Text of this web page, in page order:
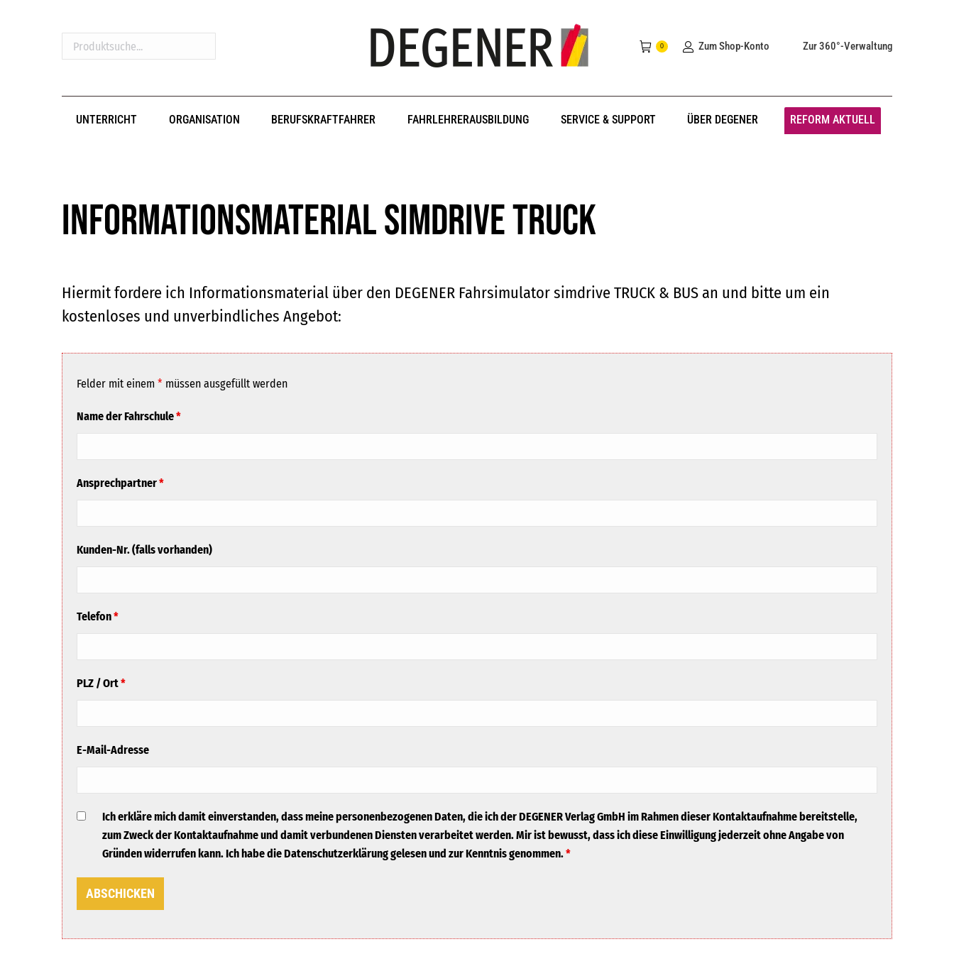
Produktsuche...
0 Zum Shop-Konto Zur 360°-Verwaltung
UNTERRICHT ORGANISATION BERUFSKRAFTFAHRER FAHRLEHRERAUSBILDUNG SERVICE & SUPPORT ÜBER DEGENER REFORM AKTUELL
Informationsmaterial simdrive TRUCK
Hiermit fordere ich Informationsmaterial über den DEGENER Fahrsimulator simdrive TRUCK & BUS an und bitte um ein
kostenloses und unverbindliches Angebot:
Felder mit einem * müssen ausgefüllt werden
Name der Fahrschule*
Ansprechpartner*
Kunden-Nr. (falls vorhanden)
Telefon*
PLZ / Ort*
E-Mail-Adresse
Ich erkläre mich damit einverstanden, dass meine personenbezogenen Daten, die ich der DEGENER Verlag GmbH im Rahmen dieser Kontaktaufnahme bereitstelle,
zum Zweck der Kontaktaufnahme und damit verbundenen Diensten verarbeitet werden. Mir ist bewusst, dass ich diese Einwilligung jederzeit ohne Angabe von
Gründen widerrufen kann. Ich habe die Datenschutzerklärung gelesen und zur Kenntnis genommen.*